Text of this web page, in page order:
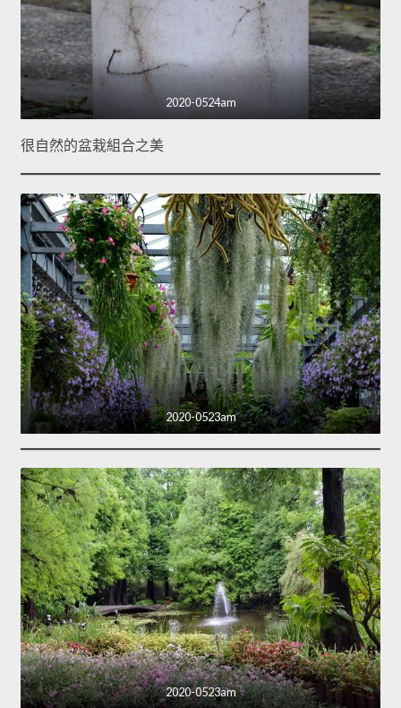
2020-0524am
很自然的盆栽組合之美
2020-0523am
2020-0523am